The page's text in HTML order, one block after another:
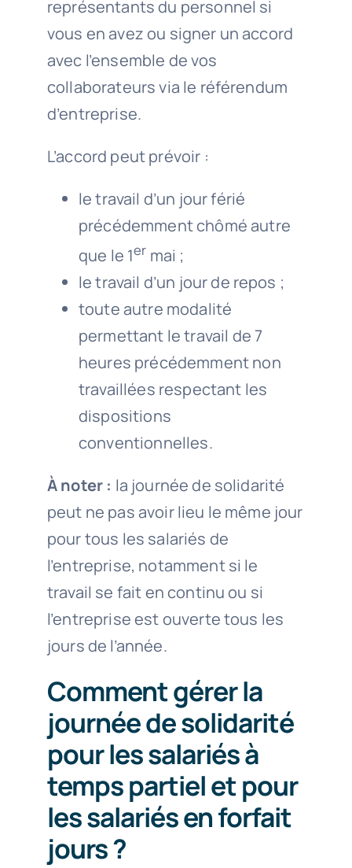
représentants du personnel si
vous en avez ou signer un accord
avec l’ensemble de vos
collaborateurs via le référendum
d’entreprise.
L’accord peut prévoir :
le travail d’un jour férié
précédemment chômé autre
que le 1er mai ;
le travail d’un jour de repos ;
toute autre modalité
permettant le travail de 7
heures précédemment non
travaillées respectant les
dispositions
conventionnelles.
À noter : la journée de solidarité
peut ne pas avoir lieu le même jour
pour tous les salariés de
l’entreprise, notamment si le
travail se fait en continu ou si
l’entreprise est ouverte tous les
jours de l’année.
Comment gérer la
journée de solidarité
pour les salariés à
temps partiel et pour
les salariés en forfait
jours ?